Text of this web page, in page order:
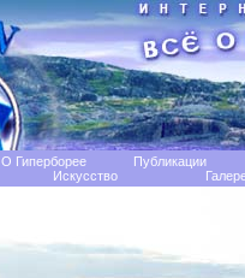
О Гиперборее
Публикации
Искусство